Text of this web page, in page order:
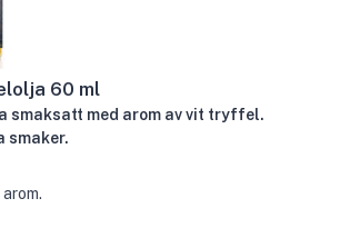
60 ml
smaksatt med arom av vit tryffel.
smaker.